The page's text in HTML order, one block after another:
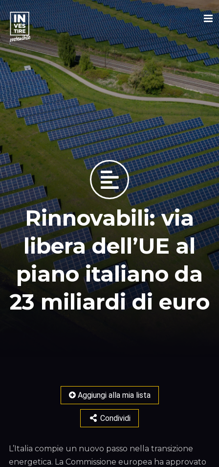
Rinnovabili: via
libera dell’UE al
piano italiano da
23 miliardi di euro
Aggiungi alla mia lista
Condividi
L’Italia compie un nuovo passo nella transizione
energetica. La Commissione europea ha approvato